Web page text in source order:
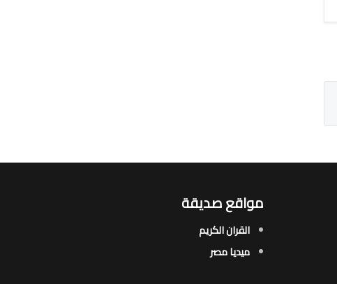
مواقع صديقة
القران الكريم
ميديا مصر